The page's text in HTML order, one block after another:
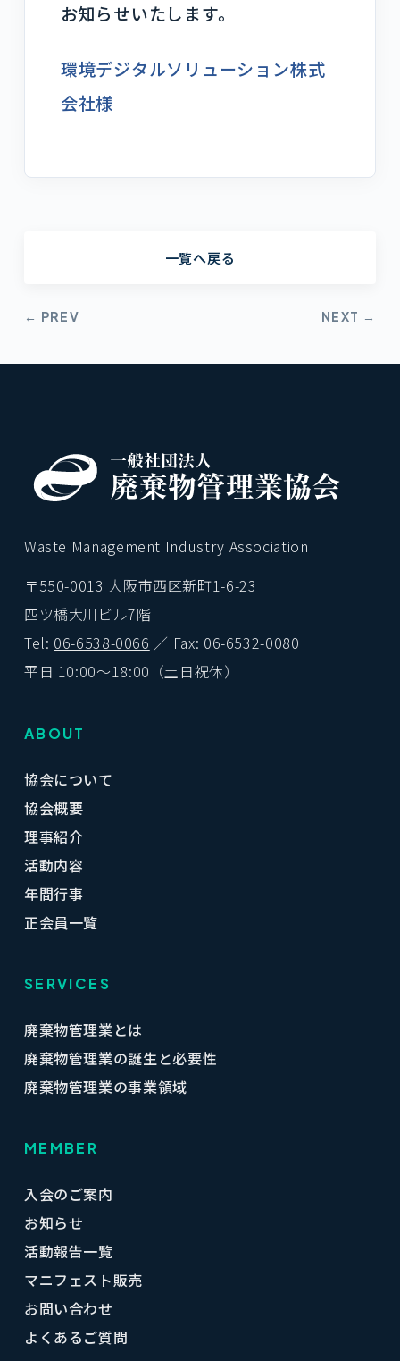
お知らせいたします。
環境デジタルソリューション株式
会社様
← PREV
一覧へ戻る
NEXT →
Waste Management Industry Association
〒550-0013 大阪市西区新町1-6-23
四ツ橋大川ビル7階
Tel: 06-6538-0066 ／ Fax: 06-6532-0080
平日 10:00〜18:00（土日祝休）
ABOUT
協会について
協会概要
理事紹介
活動内容
年間行事
正会員一覧
SERVICES
廃棄物管理業とは
廃棄物管理業の誕生と必要性
廃棄物管理業の事業領域
MEMBER
入会のご案内
お知らせ
活動報告一覧
マニフェスト販売
お問い合わせ
よくあるご質問